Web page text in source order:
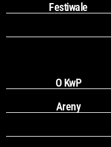
Festiwale
O KwP
Areny